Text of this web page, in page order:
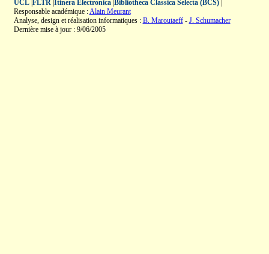
UCL| FLTR| Itinera Electronica| Bibliotheca Classica Selecta (BCS)|
Responsable académique :Alain Meurant
Analyse, design et réalisation informatiques : B. Maroutaeff- J. Schumacher
Dernière mise à jour : 9/06/2005